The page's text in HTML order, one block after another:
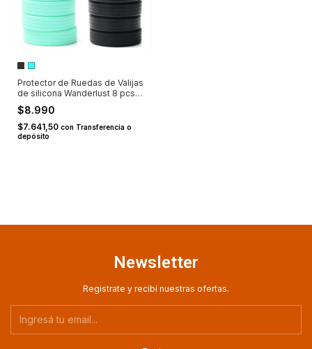
Protector de Ruedas de Valijas
de silicona Wanderlust 8 pcs
(4 pares)
$8.990
$7.641,50 con Transferencia o
depósito
Newsletter
Registrate y recibí nuestras ofertas.